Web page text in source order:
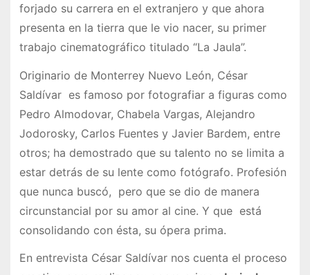
forjado su carrera en el extranjero y que ahora
presenta en la tierra que le vio nacer, su primer
trabajo cinematográfico titulado “La Jaula”.
Originario de Monterrey Nuevo León, César
Saldívar es famoso por fotografiar a figuras como
Pedro Almodovar, Chabela Vargas, Alejandro
Jodorosky, Carlos Fuentes y Javier Bardem, entre
otros; ha demostrado que su talento no se limita a
estar detrás de su lente como fotógrafo. Profesión
que nunca buscó, pero que se dio de manera
circunstancial por su amor al cine. Y que está
consolidando con ésta, su ópera prima.
En entrevista César Saldívar nos cuenta el proceso